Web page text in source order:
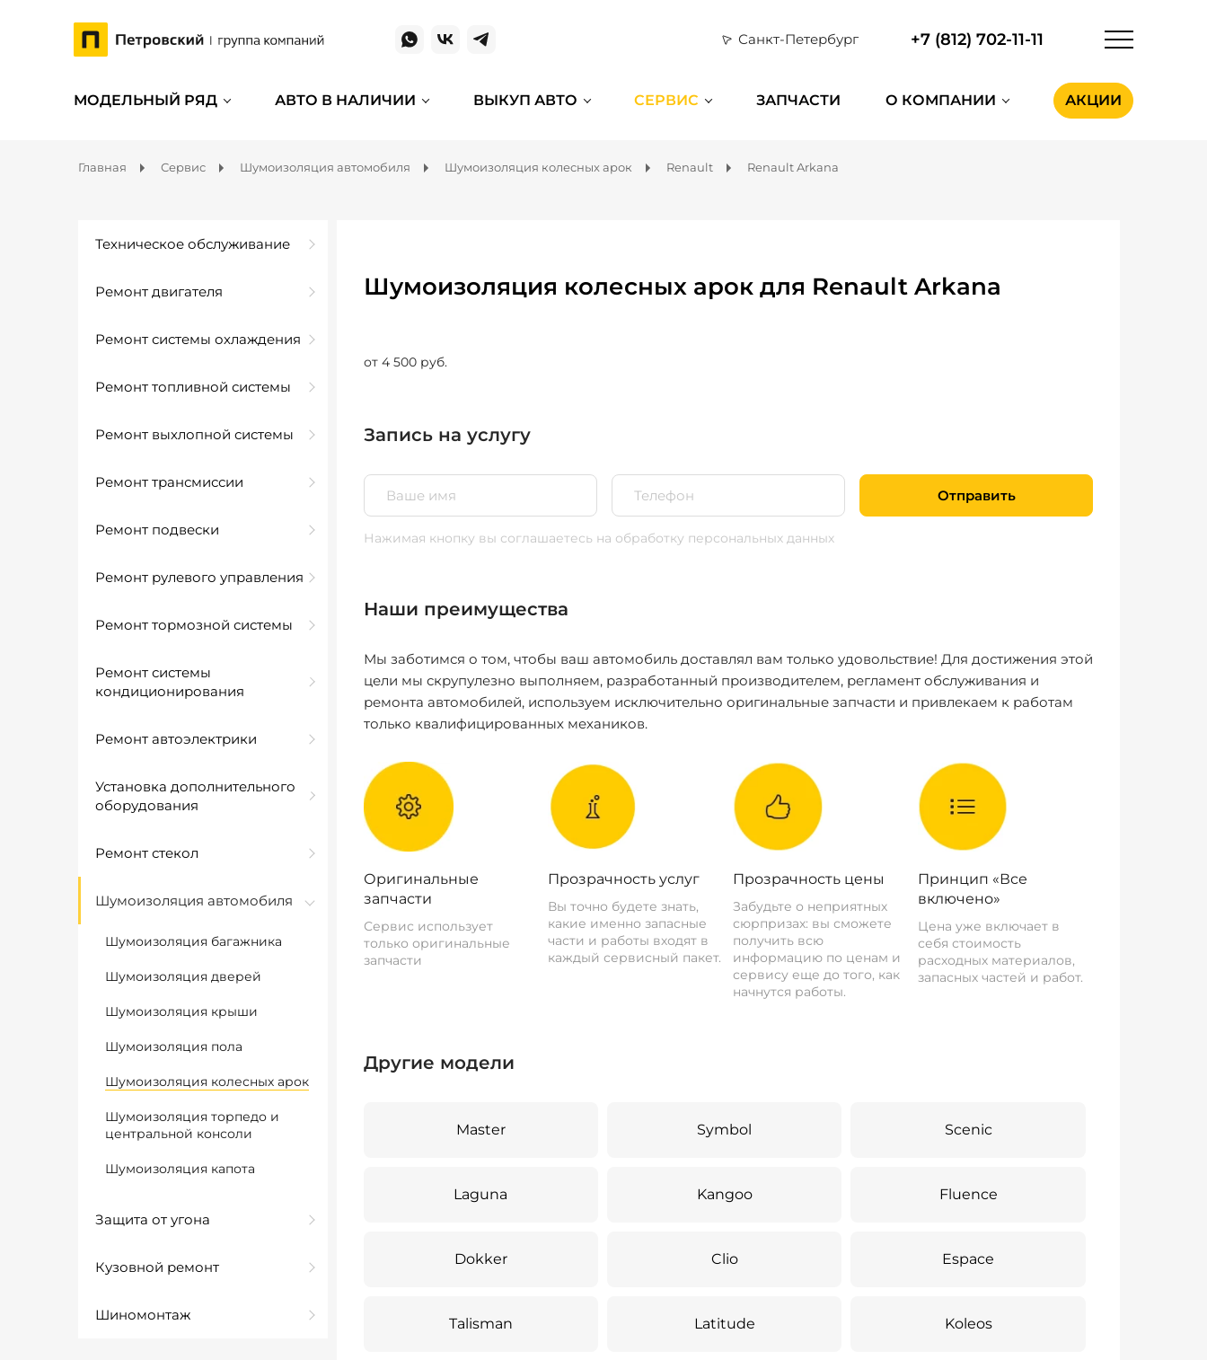
Санкт-Петербург +7 (812) 702-11-11
МОДЕЛЬНЫЙ РЯД АВТО В НАЛИЧИИ ВЫКУП АВТО СЕРВИС ЗАПЧАСТИ О КОМПАНИИ АКЦИИ
Главная Сервис Шумоизоляция автомобиля Шумоизоляция колесных арок Renault Renault Arkana
Техническое обслуживание
Ремонт двигателя
Ремонт системы охлаждения
Ремонт топливной системы
Ремонт выхлопной системы
Ремонт трансмиссии
Ремонт подвески
Ремонт рулевого управления
Ремонт тормозной системы
Ремонт системы
кондиционирования
Ремонт автоэлектрики
Установка дополнительного
оборудования
Ремонт стекол
Шумоизоляция автомобиля
Шумоизоляция багажника
Шумоизоляция дверей
Шумоизоляция крыши
Шумоизоляция пола
Шумоизоляция колесных арок
Шумоизоляция торпедо и
центральной консоли
Шумоизоляция капота
Защита от угона
Кузовной ремонт
Шиномонтаж
Шумоизоляция колесных арок для Renault Arkana
от 4 500 руб.
Запись на услугу
Отправить
Нажимая кнопку вы соглашаетесь на обработку персональных данных
Наши преимущества
Мы заботимся о том, чтобы ваш автомобиль доставлял вам только удовольствие! Для достижения этой
цели мы скрупулезно выполняем, разработанный производителем, регламент обслуживания и
ремонта автомобилей, используем исключительно оригинальные запчасти и привлекаем к работам
только квалифицированных механиков.
Оригинальные
запчасти
Сервис использует
только оригинальные
запчасти
Прозрачность услуг
Вы точно будете знать,
какие именно запасные
части и работы входят в
каждый сервисный пакет.
Прозрачность цены
Забудьте о неприятных
сюрпризах: вы сможете
получить всю
информацию по ценам и
сервису еще до того, как
начнутся работы.
Принцип «Все
включено»
Цена уже включает в
себя стоимость
расходных материалов,
запасных частей и работ.
Другие модели
Master Symbol Scenic
Laguna Kangoo Fluence
Dokker Clio Espace
Talisman Latitude Koleos